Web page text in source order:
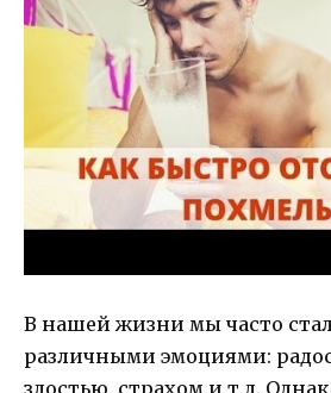
В нашей жизни мы часто
различными эмоциями:
злостью, страхом и т.д.